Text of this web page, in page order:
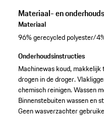
Materiaal- en
Materiaal
96% gerecycled polyester/
Onderhoudsinstructies
Machinewas koud,
drogen in de droger.
chemisch reinigen. Wassen
Binnenstebuiten wassen en
Geen wasverzachter